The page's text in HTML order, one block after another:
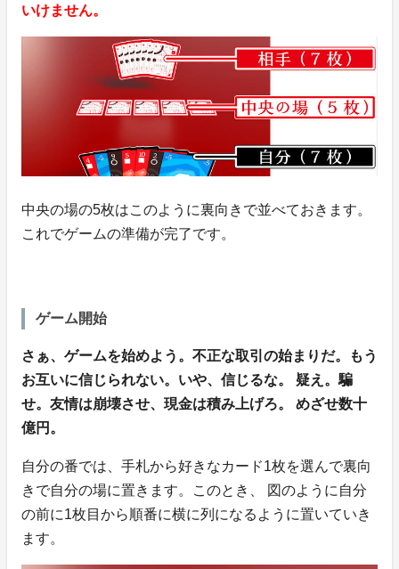
いけません。
中央の場の5枚はこのように裏向きで並べておきます。
これでゲームの準備が完了です。
ゲーム開始
さぁ、ゲームを始めよう。不正な取引の始まりだ。もう
お互いに信じられない。いや、信じるな。 疑え。騙
せ。友情は崩壊させ、現金は積み上げろ。 めざせ数十
億円。
自分の番では、手札から好きなカード1枚を選んで裏向
きで自分の場に置きます。このとき、 図のように自分
の前に1枚目から順番に横に列になるように置いていき
ます。